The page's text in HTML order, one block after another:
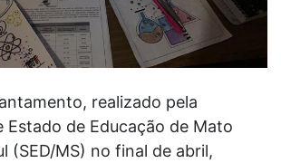
realizado pela
Estado de Educação de Mato
(SED/MS) no final de abril,